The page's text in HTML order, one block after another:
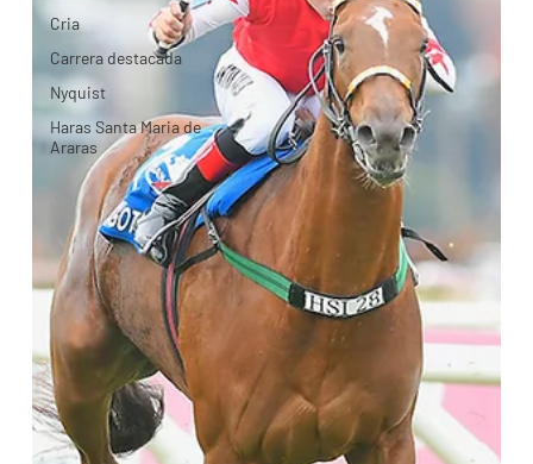
Cria
Carrera destacada
Nyquist
Haras Santa Maria de
Araras